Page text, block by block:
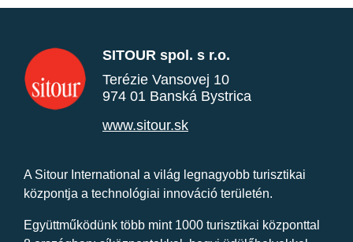
SITOUR spol. s r.o.
Terézie Vansovej 10
974 01 Banská Bystrica
www.sitour.sk
A Sitour International a világ legnagyobb turisztikai
központja a technológiai innováció területén.
Együttműködünk több mint 1000 turisztikai központtal